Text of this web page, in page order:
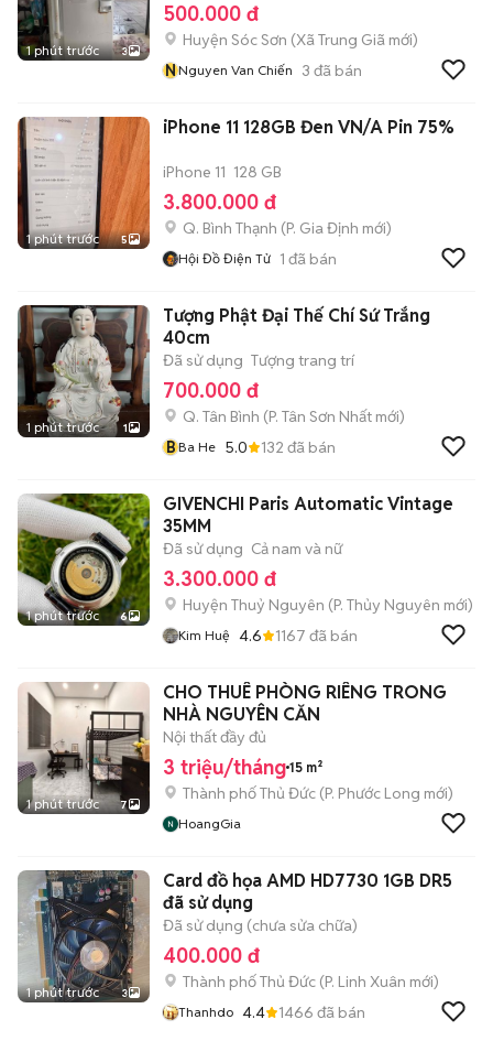
1 phút trước 3
500.000 đ
Huyện Sóc Sơn (Xã Trung Giã mới)
NNguyen Van Chiến 3 đã bán
1 phút trước 5
iPhone 11 128GB Đen VN/A Pin 75%
iPhone 11 128 GB
3.800.000 đ
Q. Bình Thạnh (P. Gia Định mới)
Hội Đồ Điện Tử 1 đã bán
1 phút trước 1
Tượng Phật Đại Thế Chí Sứ Trắng
40cm
Đã sử dụng Tượng trang trí
700.000 đ
Q. Tân Bình (P. Tân Sơn Nhất mới)
BBa He 5.0 132 đã bán
1 phút trước 6
GIVENCHI Paris Automatic Vintage
35MM
Đã sử dụng Cả nam và nữ
3.300.000 đ
Huyện Thuỷ Nguyên (P. Thủy Nguyên mới)
Kim Huệ 4.6 1167 đã bán
1 phút trước 7
CHO THUÊ PHÒNG RIÊNG TRONG
NHÀ NGUYÊN CĂN
Nội thất đầy đủ
3 triệu/tháng 15 m²
Thành phố Thủ Đức (P. Phước Long mới)
HoangGia
1 phút trước 3
Card đồ họa AMD HD7730 1GB DR5
đã sử dụng
Đã sử dụng (chưa sửa chữa)
400.000 đ
Thành phố Thủ Đức (P. Linh Xuân mới)
Thanhdo 4.4 1466 đã bán